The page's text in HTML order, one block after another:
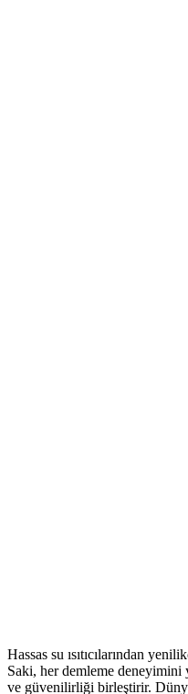
Hassas su ısıtıcılarından
Saki, her demleme deneyimini
ve güvenilirliği birleştirir.